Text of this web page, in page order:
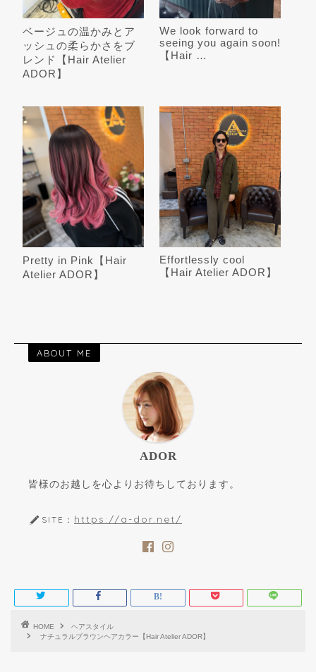
ベージュの温かみとア
ッシュの柔らかさをブ
レンド【Hair Atelier
ADOR】
We look forward to
seeing you again soon!
【Hair …
Pretty in Pink【Hair
Atelier ADOR】
Effortlessly cool
【Hair Atelier ADOR】
ABOUT ME
ADOR
皆様のお越しを心よりお待ちしております。
SITE： https://a-dor.net/
HOME
ヘアスタイル
ナチュラルブラウンヘアカラー【Hair Atelier ADOR】